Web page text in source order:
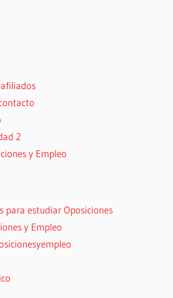
2
y Empleo
para estudiar Oposiciones
y Empleo